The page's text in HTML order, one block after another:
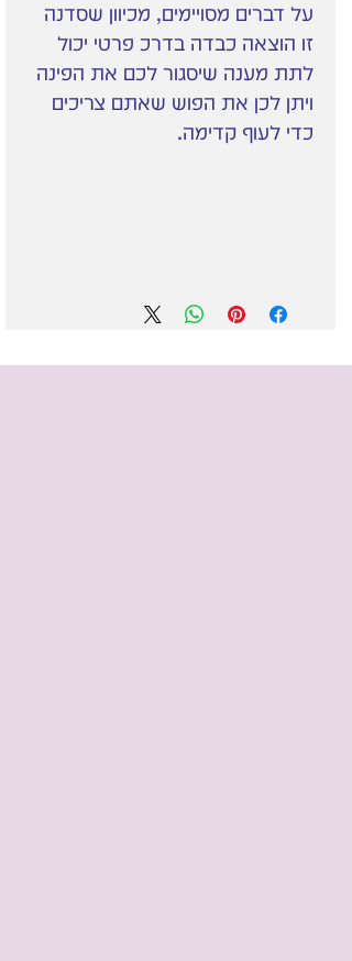
על דברים מסויימים, מכיוון שסדנה
זו הוצאה כבדה בדרכ פרטי יכול
לתת מענה שיסגור לכם את הפינה
ויתן לכן את הפוש שאתם צריכים
כדי לעוף קדימה.